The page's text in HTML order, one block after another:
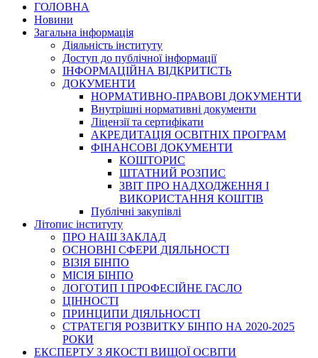
ГОЛОВНА
Новини
Загальна інформація
Діяльність інституту
Доступ до публічної інформації
ІНФОРМАЦІЙНА ВІДКРИТІСТЬ
ДОКУМЕНТИ
НОРМАТИВНО-ПРАВОВІ ДОКУМЕНТИ
Внутрішні нормативні документи
Ліцензії та сертифікати
АКРЕДИТАЦІЯ ОСВІТНІХ ПРОГРАМ
ФІНАНСОВІ ДОКУМЕНТИ
КОШТОРИС
ШТАТНИЙ РОЗПИС
ЗВІТ ПРО НАДХОДЖЕННЯ І
ВИКОРИСТАННЯ КОШТІВ
Публічні закупівлі
Літопис інституту
ПРО НАШ ЗАКЛАД
ОСНОВНІ СФЕРИ ДІЯЛЬНОСТІ
ВІЗІЯ БІНПО
МІСІЯ БІНПО
ЛОГОТИП І ПРОФЕСІЙНЕ ГАСЛО
ЦІННОСТІ
ПРИНЦИПИ ДІЯЛЬНОСТІ
СТРАТЕГІЯ РОЗВИТКУ БІНПО НА 2020-2025
РОКИ
ЕКСПЕРТУ З ЯКОСТІ ВИЩОЇ ОСВІТИ